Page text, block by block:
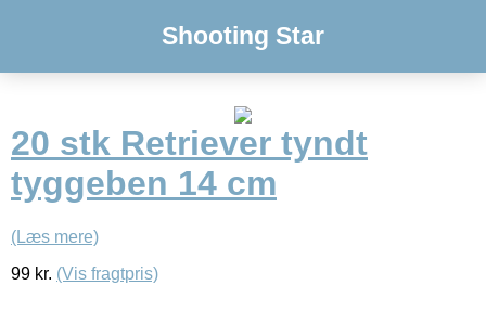
Shooting Star
20 stk Retriever tyndt
tyggeben 14 cm
(Læs mere)
99 kr. (Vis fragtpris)